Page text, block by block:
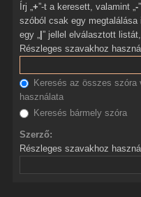
Írj „ +”-t a keresett, valamint „ -
szóból csak egy
egy „ |” jellel elválasztott
Részleges szavakhoz
Keresés az összes szóra
használata
Keresés bármely szóra
Szerző:
Részleges szavakhoz